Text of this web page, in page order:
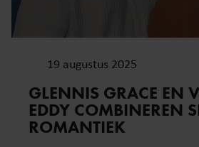
19 augustus 2025
GLENNIS GRACE EN
EDDY COMBINEREN
ROMANTIEK